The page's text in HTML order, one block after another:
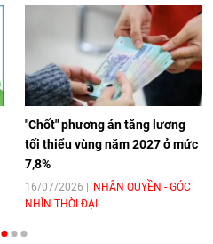
Âm nhạc flamenco gắn kết văn
Nam - Tây Ban Nha
Trao tặng Kỷ niệm chương "Vì
hữu nghị giữa các dân tộc"
sứ Hungary tại Việt Nam
"Chốt" phương án tăng lương
tối thiểu vùng năm 2027 ở mức
7,8%
16/07/2026
NHÂN QUYỀN - GÓC
NHÌN THỜI ĐẠI